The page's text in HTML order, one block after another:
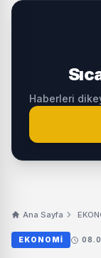
Haberleri
Ana Sayfa
EKONOMİ